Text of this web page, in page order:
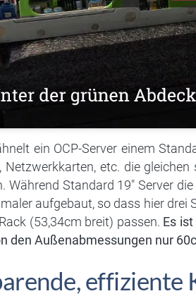
ein OCP-Server einem
Netzwerkkarten, etc. die
Während Standard 19″ Server
aufgebaut, so dass hier drei
(53,34cm breit) passen. Es
den Außenabmessungen nur
effiziente